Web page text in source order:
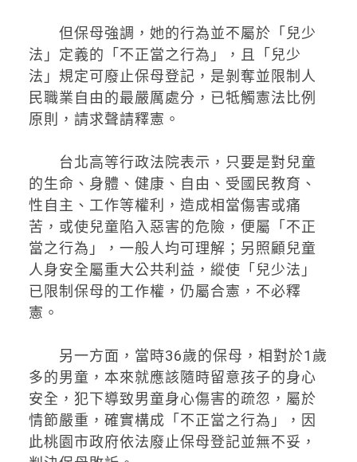
但保母強調，她的行為並不屬於「兒少
法」定義的「不正當之行為」，且「兒少
法」規定可廢止保母登記，是剝奪並限制人
民職業自由的最嚴厲處分，已牴觸憲法比例
原則，請求聲請釋憲。
台北高等行政法院表示，只要是對兒童
的生命、身體、健康、自由、受國民教育、
性自主、工作等權利，造成相當傷害或痛
苦，或使兒童陷入惡害的危險，便屬「不正
當之行為」，一般人均可理解；另照顧兒童
人身安全屬重大公共利益，縱使「兒少法」
已限制保母的工作權，仍屬合憲，不必釋
憲。
另一方面，當時36歲的保母，相對於1歲
多的男童，本來就應該隨時留意孩子的身心
安全，犯下導致男童身心傷害的疏忽，屬於
情節嚴重，確實構成「不正當之行為」，因
此桃園市政府依法廢止保母登記並無不妥，